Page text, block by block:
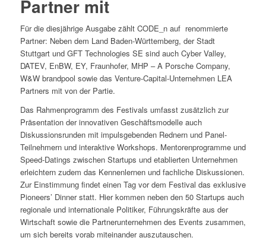
Partner mit
Für die diesjährige Ausgabe zählt CODE_n auf renommierte
Partner: Neben dem Land Baden-Württemberg, der Stadt
Stuttgart und GFT Technologies SE sind auch Cyber Valley,
DATEV, EnBW, EY, Fraunhofer, MHP – A Porsche Company,
W&W brandpool sowie das Venture-Capital-Unternehmen LEA
Partners mit von der Partie.
Das Rahmenprogramm des Festivals umfasst zusätzlich zur
Präsentation der innovativen Geschäftsmodelle auch
Diskussionsrunden mit impulsgebenden Rednern und Panel-
Teilnehmern und interaktive Workshops. Mentorenprogramme und
Speed-Datings zwischen Startups und etablierten Unternehmen
erleichtern zudem das Kennenlernen und fachliche Diskussionen.
Zur Einstimmung findet einen Tag vor dem Festival das exklusive
Pioneers’ Dinner statt. Hier kommen neben den 50 Startups auch
regionale und internationale Politiker, Führungskräfte aus der
Wirtschaft sowie die Partnerunternehmen des Events zusammen,
um sich bereits vorab miteinander auszutauschen.